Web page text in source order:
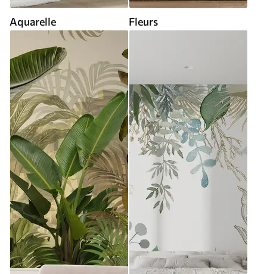
Aquarelle Fleurs